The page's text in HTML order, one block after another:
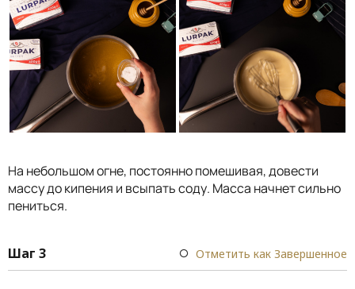
На небольшом огне, постоянно помешивая, довести
массу до кипения и всыпать соду. Масса начнет сильно
пениться.
Шаг 3 Отметить как Завершенное